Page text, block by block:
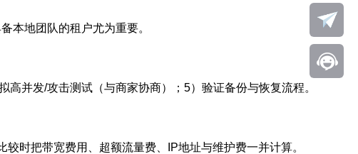
本地团队的租户尤为重要。
并发/攻击测试（与商家协商）；5）验证备份与恢复流程。
时把带宽费用、超额流量费、IP地址与维护费一并计算。